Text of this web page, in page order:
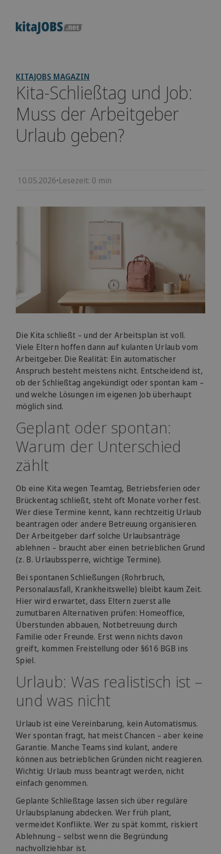
KITAJOBS MAGAZIN
Kita-Schließtag und Job:
Muss der Arbeitgeber
Urlaub geben?
10.05.2026•Lesezeit: 0 min
Die Kita schließt – und der Arbeitsplan ist voll.
Viele Eltern hoffen dann auf kulanten Urlaub vom
Arbeitgeber. Die Realität: Ein automatischer
Anspruch besteht meistens nicht. Entscheidend ist,
ob der Schließtag angekündigt oder spontan kam –
und welche Lösungen im eigenen Job überhaupt
möglich sind.
Geplant oder spontan:
Warum der Unterschied
zählt
Ob eine Kita wegen Teamtag, Betriebsferien oder
Brückentag schließt, steht oft Monate vorher fest.
Wer diese Termine kennt, kann rechtzeitig Urlaub
beantragen oder andere Betreuung organisieren.
Der Arbeitgeber darf solche Urlaubsanträge
ablehnen – braucht aber einen betrieblichen Grund
(z. B. Urlaubssperre, wichtige Termine).
Bei spontanen Schließungen (Rohrbruch,
Personalausfall, Krankheitswelle) bleibt kaum Zeit.
Hier wird erwartet, dass Eltern zuerst alle
zumutbaren Alternativen prüfen: Homeoffice,
Überstunden abbauen, Notbetreuung durch
Familie oder Freunde. Erst wenn nichts davon
greift, kommen Freistellung oder §616 BGB ins
Spiel.
Urlaub: Was realistisch ist –
und was nicht
Urlaub ist eine Vereinbarung, kein Automatismus.
Wer spontan fragt, hat meist Chancen – aber keine
Garantie. Manche Teams sind kulant, andere
können aus betrieblichen Gründen nicht reagieren.
Wichtig: Urlaub muss beantragt werden, nicht
einfach genommen.
Geplante Schließtage lassen sich über reguläre
Urlaubsplanung abdecken. Wer früh plant,
vermeidet Konflikte. Wer zu spät kommt, riskiert
Ablehnung – selbst wenn die Begründung
nachvollziehbar ist.